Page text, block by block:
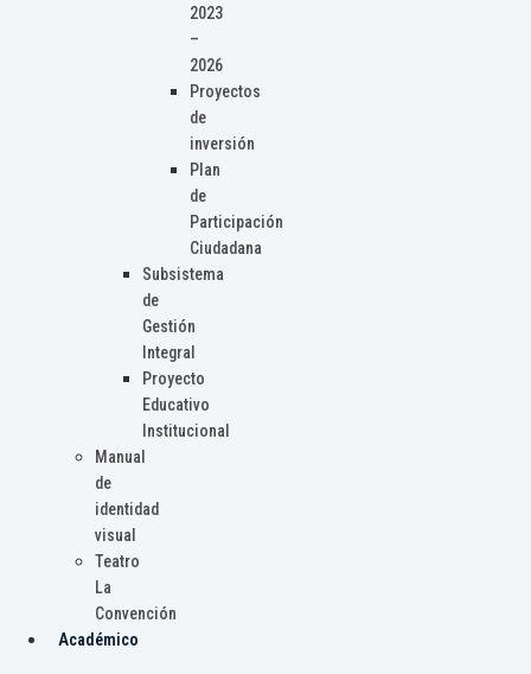
2023
–
2026
Proyectos
de
inversión
Plan
de
Participación
Ciudadana
Subsistema
de
Gestión
Integral
Proyecto
Educativo
Institucional
Manual
de
identidad
visual
Teatro
La
Convención
Académico